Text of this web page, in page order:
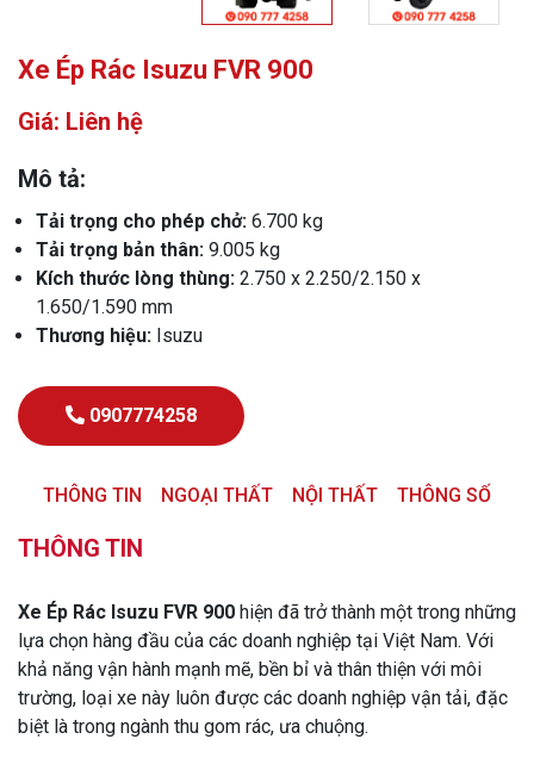
Xe Ép Rác Isuzu FVR 900
Giá: Liên hệ
Mô tả:
Tải trọng cho phép chở: 6.700 kg
Tải trọng bản thân: 9.005 kg
Kích thước lòng thùng: 2.750 x 2.250/2.150 x
1.650/1.590 mm
Thương hiệu: Isuzu
0907774258
THÔNG TIN NGOẠI THẤT NỘI THẤT THÔNG SỐ
THÔNG TIN
Xe Ép Rác Isuzu FVR 900 hiện đã trở thành một trong những
lựa chọn hàng đầu của các doanh nghiệp tại Việt Nam. Với
khả năng vận hành mạnh mẽ, bền bỉ và thân thiện với môi
trường, loại xe này luôn được các doanh nghiệp vận tải, đặc
biệt là trong ngành thu gom rác, ưa chuộng.